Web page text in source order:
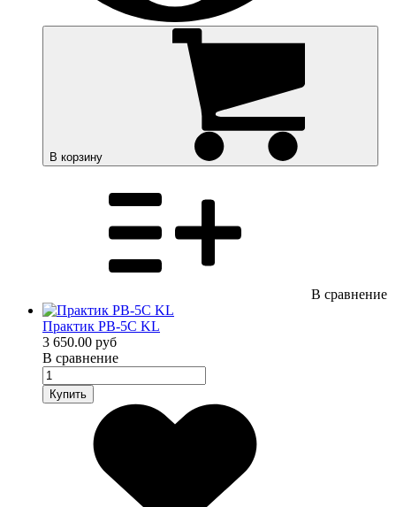
В корзину
В сравнение
Практик PB-5C KL
3 650.00 руб
В сравнение
Купить